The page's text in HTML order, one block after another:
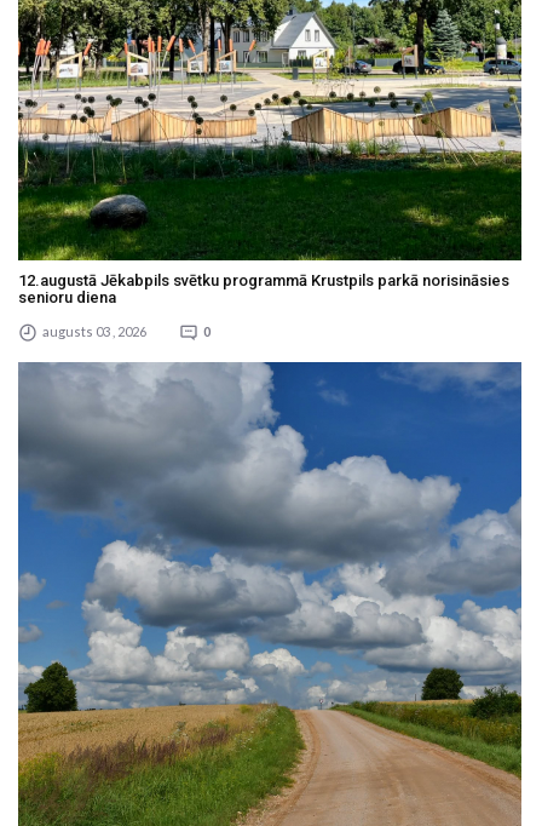
12.augustā Jēkabpils svētku programmā Krustpils parkā norisināsies
senioru diena
augusts 03 , 2026 0